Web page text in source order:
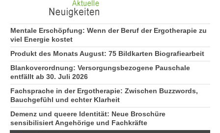
Mentale Erschöpfung: Wenn der Beruf der Ergotherapie zu
viel Energie kostet
Produkt des Monats August: 75 Bildkarten Biografiearbeit
Blankoverordnung: Versorgungsbezogene Pauschale
entfällt ab 30. Juli 2026
Fachsprache in der Ergotherapie: Zwischen Buzzwords,
Bauchgefühl und echter Klarheit
Demenz und queere Identität: Neue Broschüre
sensibilisiert Angehörige und Fachkräfte